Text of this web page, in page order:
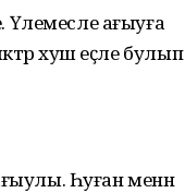
Үлемесле ағыуға
хуш еҫле булып
Һуған менән